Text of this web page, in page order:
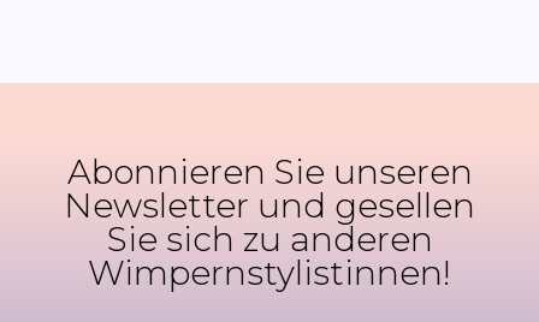
Abonnieren Sie unseren
Newsletter und gesellen
Sie sich zu anderen
Wimpernstylistinnen!